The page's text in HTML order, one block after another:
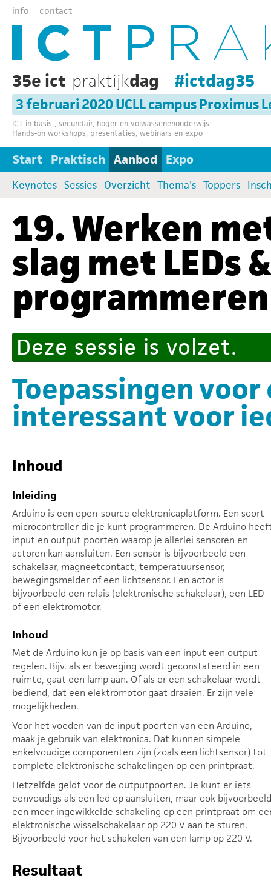
info contact
35e ict-praktijkdag #ictdag35
3 februari 2020 UCLL campus Proximus
ICT in basis-, secundair, hoger en volwassenenonderwijs
Hands-on workshops, presentaties, webinars en expo
Start Praktisch Aanbod Expo
Keynotes Sessies Overzicht Thema's Toppers
19. Werken
slag met LEDs
programmeren
Deze sessie is volzet.
Toepassingen voor
interessant voor
Inhoud
Inleiding
Arduino is een open-source elektronicaplatform. Een soort
microcontroller die je kunt programmeren. De Arduino
input en output poorten waarop je allerlei sensoren en
actoren kan aansluiten. Een sensor is bijvoorbeeld een
schakelaar, magneetcontact, temperatuursensor,
bewegingsmelder of een lichtsensor. Een actor is
bijvoorbeeld een relais (elektronische schakelaar), een LED
of een elektromotor.
Inhoud
Met de Arduino kun je op basis van een input een output
regelen. Bijv. als er beweging wordt geconstateerd in een
ruimte, gaat een lamp aan. Of als er een schakelaar wordt
bediend, dat een elektromotor gaat draaien. Er zijn vele
mogelijkheden.
Voor het voeden van de input poorten van een Arduino,
maak je gebruik van elektronica. Dat kunnen simpele
enkelvoudige componenten zijn (zoals een lichtsensor) tot
complete elektronische schakelingen op een printpraat.
Hetzelfde geldt voor de outputpoorten. Je kunt er iets
eenvoudigs als een led op aansluiten, maar ook bijvoorbeeld
een meer ingewikkelde schakeling op een printpraat om
elektronische wisselschakelaar op 220 V aan te sturen.
Bijvoorbeeld voor het schakelen van een lamp op 220 V.
Resultaat